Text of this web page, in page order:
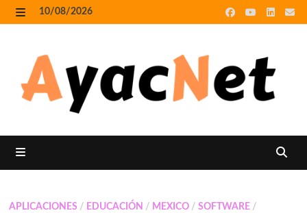
Skip
to
10/08/2026
APLICACIONES / EDUCACIÓN / MEXICO/ SOFTWARE/